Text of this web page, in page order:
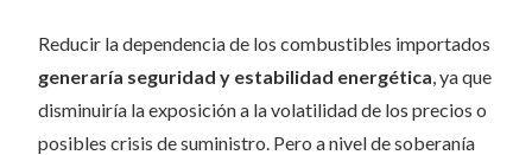
Reducir la dependencia de los combustibles importados
generaría seguridad y estabilidad energética, ya que
disminuiría la exposición a la volatilidad de los precios o
posibles crisis de suministro. Pero a nivel de soberanía